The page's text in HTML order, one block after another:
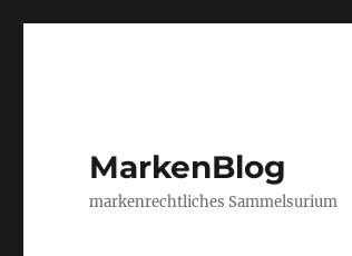
MarkenBlog
markenrechtliches Sammelsurium